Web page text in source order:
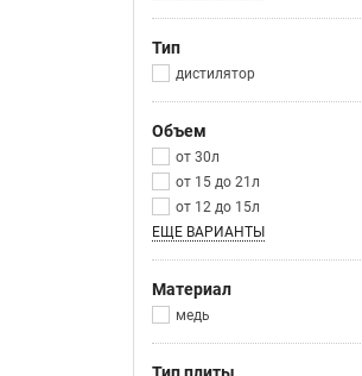
Тип
дистилятор
Объем
от 30л
от 15 до 21л
от 12 до 15л
ЕЩЕ ВАРИАНТЫ
Материал
медь